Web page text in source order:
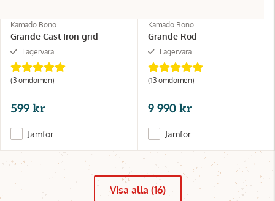
Kamado Bono
Grande Cast Iron grid
Lagervara
(3 omdömen)
599 kr
Jämför
Kamado Bono
Grande Röd
Lagervara
(13 omdömen)
9 990 kr
Jämför
Visa alla (16)